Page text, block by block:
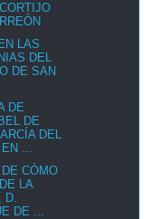
LAS
DEL
DE SAN
DE
DE
DEL
...
CÓMO
LA
D.
DE ...